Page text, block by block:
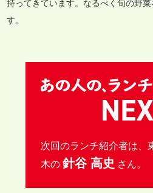
持ってきています。なるべく旬の野
す。
次回のランチ紹介者は、
木の 針谷 高史 さん。